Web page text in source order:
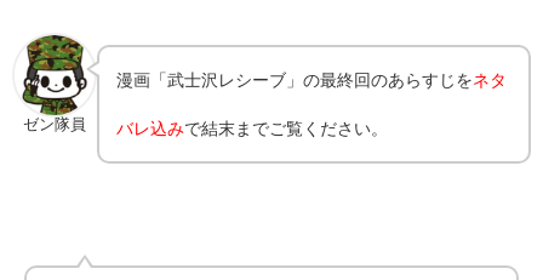
ゼン隊員
漫画「武士沢レシーブ」の最終回のあらすじをネタ
バレ込みで結末までご覧ください。